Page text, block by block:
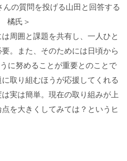
んの質問を投げる山田と回答する
橘氏＞
周囲と課題を共有し、一人ひと
。また、そのためには日頃から
に努めることが重要とのことで
取り組むほうが応援してくれる
実は簡単。現在の取り組みが上
を大きくしてみては？というヒ